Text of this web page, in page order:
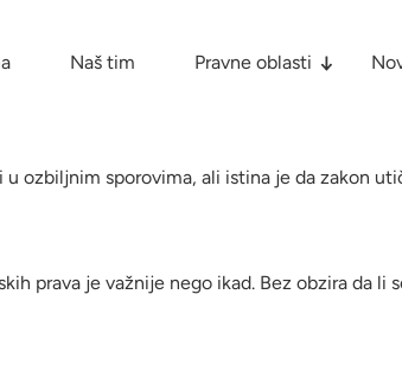
Naš tim Pravne oblasti
ozbiljnim sporovima, ali istina je da zakon
prava je važnije nego ikad. Bez obzira da